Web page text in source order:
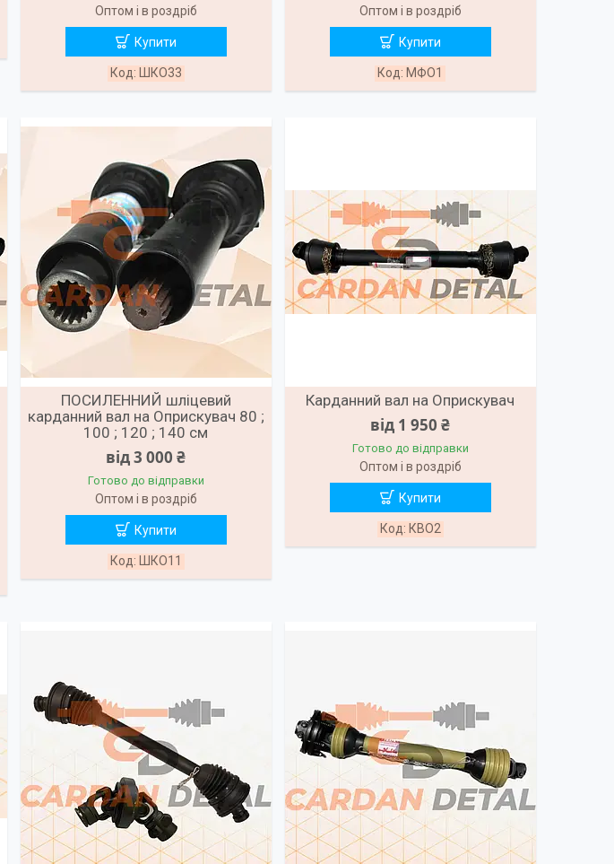
Оптом і в роздріб
Купити
ШКО33
Оптом і в роздріб
Купити
МФО1
ПОСИЛЕННИЙ шліцевий
карданний вал на Оприскувач 80 ;
100 ; 120 ; 140 см
від 3 000 ₴
Готово до відправки
Оптом і в роздріб
Купити
ШКО11
Карданний вал на Оприскувач
від 1 950 ₴
Готово до відправки
Оптом і в роздріб
Купити
КВО2